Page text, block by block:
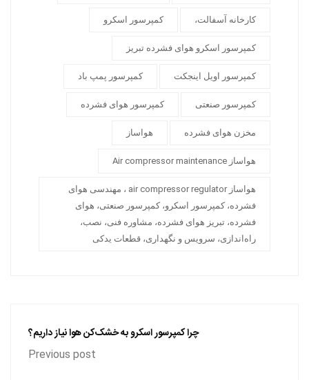
کارخانه آسفالت، کمپرسور اسکرو
کمپرسور اسکرو هوای فشرده تبریز
کمپرسور اویل اینجکت کمپرسور پمپ باد
کمپرسور صنعتی کمپرسور هوای فشرده
مخزن هوای فشرده هواساز
هواساز Air compressor maintenance
هواساز air compressor regulator ، مهندسی هوای
فشرده، کمپرسور اسکرو، کمپرسور صنعتی، هوای
فشرده، تبریز هوای فشرده، مشاوره فنی، نصب،
راه‌اندازی، سرویس و نگهداری، قطعات یدکی
چرا کمپرسور اسکرو به خشک‌کن هوا نیاز داریم؟
Previous post